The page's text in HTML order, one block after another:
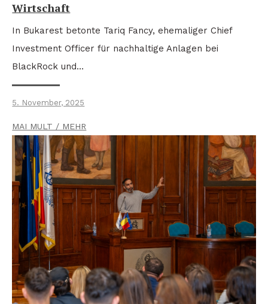
Wirtschaft
In Bukarest betonte Tariq Fancy, ehemaliger Chief
Investment Officer für nachhaltige Anlagen bei
BlackRock und…
5. November, 2025
MAI MULT / MEHR